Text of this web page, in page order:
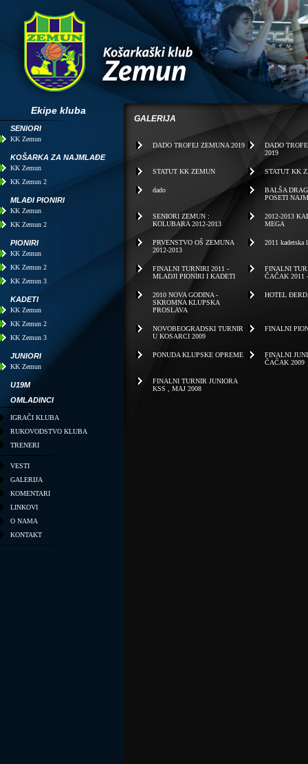
Ekipe kluba
SENIORI
KK Zemun
KOŠARKA ZA NAJMLAĐE
KK Zemun
KK Zemun 2
MLAĐI PIONIRI
KK Zemun
KK Zemun 2
PIONIRI
KK Zemun
KK Zemun 2
KK Zemun 3
KADETI
KK Zemun
KK Zemun 2
KK Zemun 3
JUNIORI
KK Zemun
U19M
OMLADINCI
IGRAČI KLUBA
RUKOVODSTVO KLUBA
TRENERI
VESTI
GALERIJA
KOMENTARI
LINKOVI
O NAMA
KONTAKT
GALERIJA
DADO TROFEJ ZEMUNA 2019
DADO
2019
STATUT KK ZEMUN STATUT KK
dado
BALŠA
POSETI
SENIORI ZEMUN :
KOLUBARA 2012-2013
2012-2013
MEGA
PRVENSTVO OŠ ZEMUNA
2012-2013
2011 kadetska
FINALNI TURNIRI 2011 -
MLADJI PIONIRI I KADETI
FINALNI
ČAČAK 2011
2010 NOVA GODINA -
SKROMNA KLUPSKA
PROSLAVA
HOTEL
NOVOBEOGRADSKI TURNIR
U KOSARCI 2009
FINALNI
PONUDA KLUPSKE OPREME
FINALNI
ČAČAK 2009
FINALNI TURNIR JUNIORA
KSS , MAJ 2008